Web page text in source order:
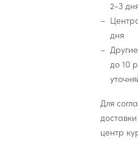
2-3
дня
до 10
Для
центр